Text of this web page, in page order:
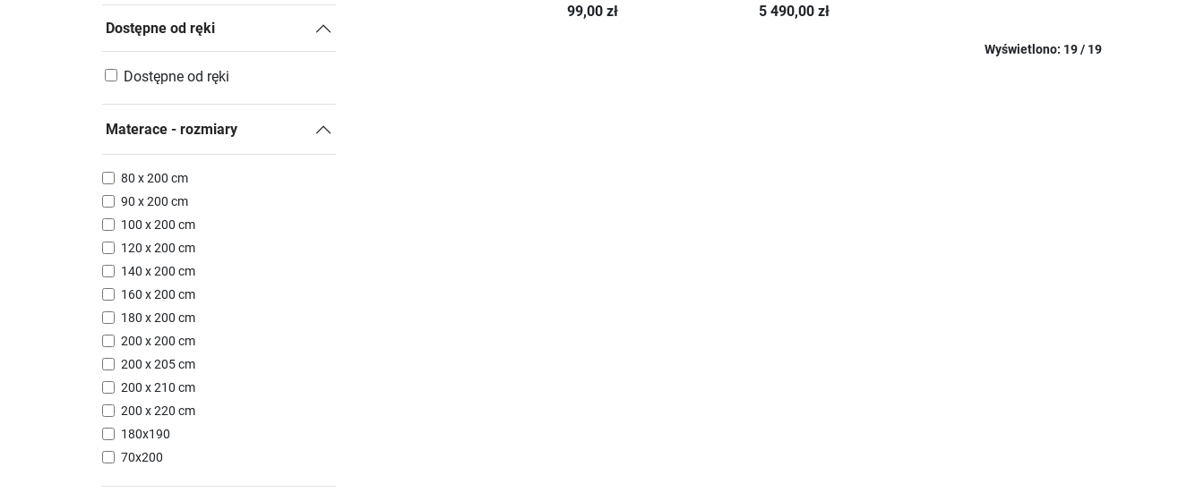
Dostępne od ręki
Dostępne od ręki
Materace - rozmiary
80 x 200 cm
90 x 200 cm
100 x 200 cm
120 x 200 cm
140 x 200 cm
160 x 200 cm
180 x 200 cm
200 x 200 cm
200 x 205 cm
200 x 210 cm
200 x 220 cm
180x190
70x200
99,00 zł 5 490,00 zł
Wyświetlono: 19 / 19